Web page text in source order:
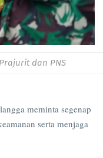
dan PNS
meminta segenap
serta menjaga